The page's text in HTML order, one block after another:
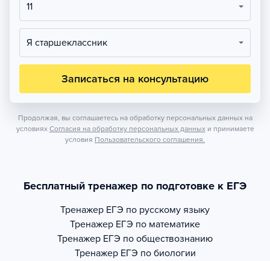
11
Я старшеклассник
Записаться на консультацию
Продолжая, вы соглашаетесь на обработку персональных данных на
условиях Согласия на обработку персональных данных и принимаете
условия Пользовательского соглашения.
Бесплатный тренажер по подготовке к ЕГЭ
Тренажер ЕГЭ по русскому языку
Тренажер ЕГЭ по математике
Тренажер ЕГЭ по обществознанию
Тренажер ЕГЭ по биологии